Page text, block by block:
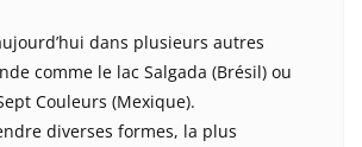
dans plusieurs autres
comme le lac Salgada (Brésil) ou
Couleurs (Mexique).
diverses formes, la plus